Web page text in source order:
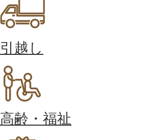
引越し
高齢・福祉